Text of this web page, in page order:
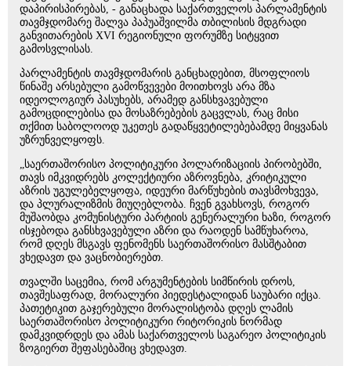
დაპირისპირებას, - განაცხადა საქართველოს პარლამენტის
თავმჯდომარე შალვა პაპუაშვილმა თბილისის მდგრადი
განვითარების XVI რეგიონული ფორუმზე სიტყვით
გამოსვლისას.
პარლამენტის თავმჯდომარის განცხადებით, მსოფლიოს
წინაშე არსებული გამოწვევები მოითხოვს არა მზა
იდეოლოგიურ პასუხებს, არამედ განსხვავებული
გამოცდილებისა და მოსაზრებების გაცვლას, რაც მისი
თქმით საბოლოოდ უკეთეს გადაწყვეტილებებამდე მიყვანას
უზრუნველყოფს.
„საერთაშორისო პოლიტიკური პოლარიზაციის პირობებში,
თავს იმკვიდრებს კოლექტიური აზროვნება, კრიტიკული
აზრის უგულებელყოფა, იდეური მარწუხების თავსმოხვევა,
და პლურალიზმის მიუღებლობა. ჩვენ გვახსოვს, როგორ
მუშაობდა კომუნისტური პარტიის გენერალური ხაზი, როგორ
ისჯებოდა განსხვავებული აზრი და რაოდენ სამწუხაროა,
რომ დღეს მსგავს ფენომენს საერთაშორისო მასშტაბით
ვხედავთ და ვაცნობიერებთ.
თვალში საცემია, რომ არგუმენტების სიმწირის დროს,
თავშესაფრად, მორალური პიედესტალიდან საუბარი იქცა.
პათეტიკით გაჯერებული მორალისტობა დღეს ლამის
საერთაშორისო პოლიტიკური რიტორიკის ნორმად
დამკვიდრდეს და ამას საქართველოს საგარეო პოლიტიკის
ზოგიერთ შეფასებაშიც ვხედავთ.